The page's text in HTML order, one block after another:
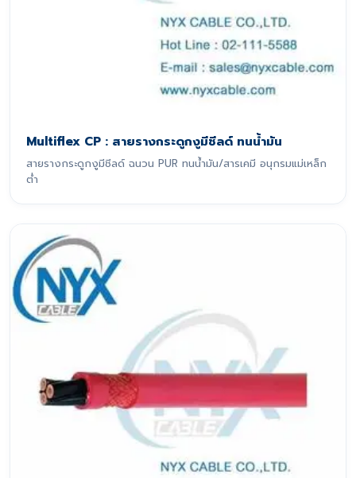
Multiflex CP : สายรางกระดูกงูมีชีลด์ ทนน้ำมัน
สายรางกระดูกงูมีชีลด์ ฉนวน PUR ทนน้ำมัน/สารเคมี อนุกรมแม่เหล็ก
ต่ำ